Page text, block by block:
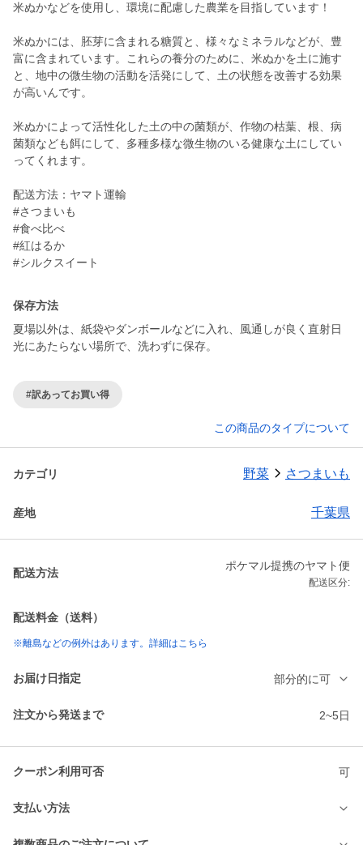
米ぬかなどを使用し、環境に配慮した農業を目指しています！
米ぬかには、胚芽に含まれる糖質と、様々なミネラルなどが、豊
富に含まれています。これらの養分のために、米ぬかを土に施す
と、地中の微生物の活動を活発にして、土の状態を改善する効果
が高いんです。
米ぬかによって活性化した土の中の菌類が、作物の枯葉、根、病
菌類なども餌にして、多種多様な微生物のいる健康な土にしてい
ってくれます。
配送方法：ヤマト運輸
#さつまいも
#食べ比べ
#紅はるか
#シルクスイート
保存方法
夏場以外は、紙袋やダンボールなどに入れ、風通しが良く直射日
#訳あってお買い得
この商品のタイプについて
カテゴリ 野菜 さつまいも
産地 千葉県
配送方法
ポケマル提携のヤマト便
配送区分:
配送料金（送料）
※離島などの例外はあります。詳細はこちら
お届け日指定 部分的に可
注文から発送まで 2~5日
クーポン利用可否 可
支払い方法